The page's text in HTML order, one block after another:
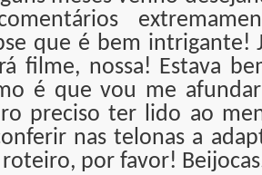
que é bem intrigante!
filme, nossa! Estava
é que vou me
preciso ter lido ao
nas telonas a
por favor!